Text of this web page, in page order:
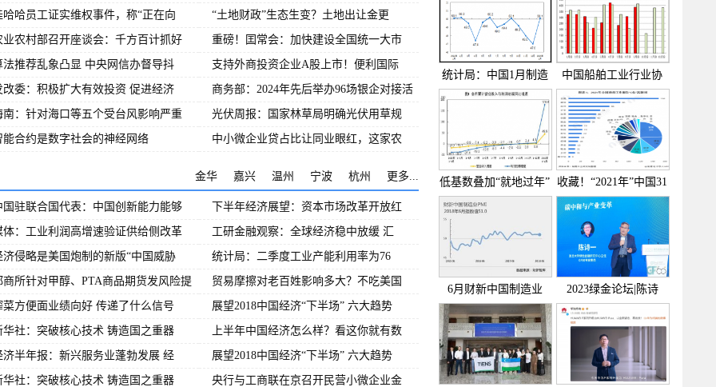
哈哈员工证实维权事件，称“正在向 “土地财政”生态生变？土地出让金更
业农村部召开座谈会：千方百计抓好 重磅！囯常会：加快建设全国统一大市
法推荐乱象凸显 中央网信办督导抖 支持外商投资企业A股上市！便利国际
改委：积极扩大有效投资 促进经济 商务部：2024年先后举办96场银企对接活
南：针对海口等五个受台风影响严重 光伏周报：国家林草局明确光伏用草规
能合约是数字社会的神经网络 中小微企业贷占比让同业眼红，这家农
更多...
杭州
宁波
温州
嘉兴
金华
国驻联合国代表：中国创新能力能够 下半年经济展望：资本市场改革开放红
体：工业利润高增速验证供给侧改革 工研金融观察：全球经济稳中放缓 汇
济侵略是美国炮制的新版“中国威胁 统计局：二季度工业产能利用率为76
商所针对甲醇、PTA商品期货发风险提 贸易摩擦对老百姓影响多大？不吃美国
菜方便面业绩向好 传递了什么信号 展望2018中国经济“下半场” 六大趋势
华社：突破核心技术 铸造国之重器 上半年中国经济怎么样？看这你就有数
济半年报：新兴服务业蓬勃发展 经 展望2018中国经济“下半场” 六大趋势
华社：突破核心技术 铸造国之重器 央行与工商联在京召开民营小微企业金
统计局：中国1月制造
业
中国船舶工业行业协
会：
低基数叠加“就地过年”
收藏！“2021年”中国31
省
6月财新中国制造业
PMI录得
2023绿金论坛|陈诗
一：碳中